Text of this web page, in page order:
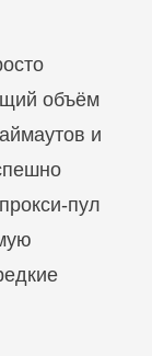
объём
и
пул